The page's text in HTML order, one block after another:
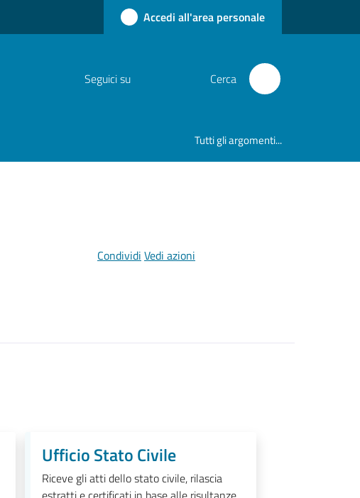
Accedi all'area personale
Seguici su Cerca
Tutti gli argomenti...
Condividi Vedi azioni
Ufficio Stato Civile
Riceve gli atti dello stato civile, rilascia